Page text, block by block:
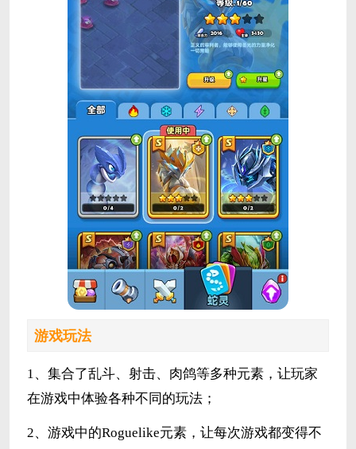
游戏玩法
1、集合了乱斗、射击、肉鸽等多种元素，让玩家
在游戏中体验各种不同的玩法；
2、游戏中的Roguelike元素，让每次游戏都变得不